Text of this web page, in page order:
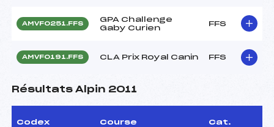
AMVF0251.FFS
GPA Challenge
Gaby Curien
FFS
AMVF0191.FFS CLA Prix Royal Canin FFS
Résultats Alpin 2011
Codex Course Cat.